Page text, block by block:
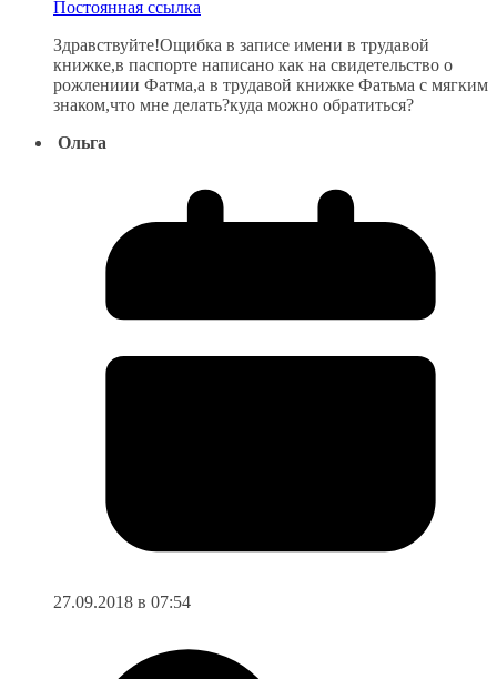
Постоянная ссылка
Здравствуйте!Ощибка в записе имени в трудавой
книжке,в паспорте написано как на свидетельство о
рожлениии Фатма,а в трудавой книжке Фатьма с мягким
знаком,что мне делать?куда можно обратиться?
Ольга
27.09.2018 в 07:54